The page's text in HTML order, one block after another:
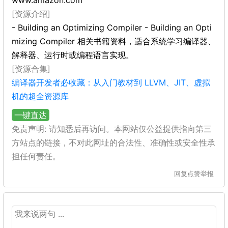
[资源介绍]
- Building an Optimizing Compiler - Building an Opti
mizing Compiler 相关书籍资料，适合系统学习编译器、
解释器、运行时或编程语言实现。
[资源合集]
编译器开发者必收藏：从入门教材到 LLVM、JIT、虚拟
机的超全资源库
一键直达
免责声明: 请知悉后再访问。本网站仅公益提供指向第三
方站点的链接，不对此网址的合法性、准确性或安全性承
担任何责任。
回复 点赞举报